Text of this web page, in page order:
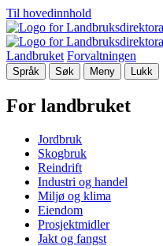
Til hovedinnhold
Landbruket Forvaltningen
Språk Søk Meny Lukk
For landbruket
Jordbruk
Skogbruk
Reindrift
Industri og handel
Miljø og klima
Eiendom
Prosjektmidler
Jakt og fangst